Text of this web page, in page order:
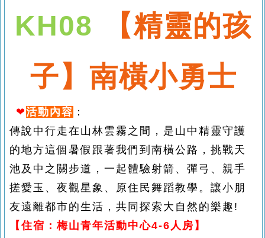
KH08
【精靈的孩
子】 南橫小勇士
❤活動內容 ：
傳說中行走在山林雲霧之間，是山中精靈守護
的地方這個暑假跟著我們到南橫公路，挑戰天
池及中之關步道，一起體驗射箭、彈弓、親手
搓愛玉、夜觀星象、原住民舞蹈教學。讓小朋
友遠離都市的生活，共同探索大自然的樂趣!
【住宿：梅山青年活動中心4-6人房】